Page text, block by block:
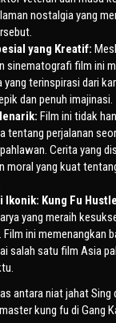
nostalgia yang
yang Kreatif:
sinematografi film ini
yang terinspirasi dari
dan penuh imajinasi.
Film ini tidak
tentang perjalanan
Cerita yang
moral yang kuat
Ikonik: Kung Fu Hustle
yang meraih
ini memenangkan
salah satu film Asia
antara niat jahat Sing
kung fu di Gang